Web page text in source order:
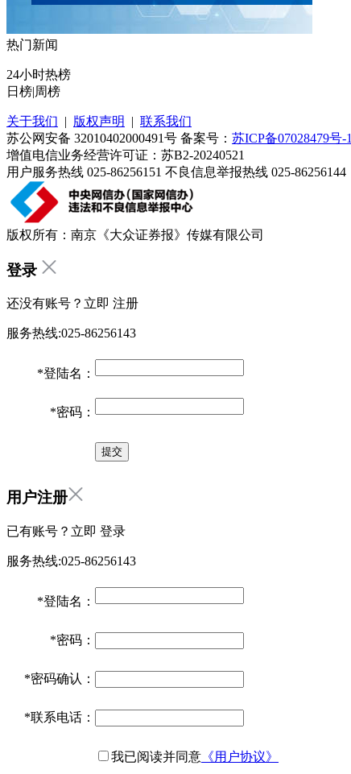
热门新闻
24小时热榜
日榜|周榜
关于我们 | 版权声明 | 联系我们
苏公网安备 32010402000491号 备案号： 苏ICP备07028479号-1
增值电信业务经营许可证：苏B2-20240521
用户服务热线 025-86256151 不良信息举报热线 025-86256144
版权所有：南京《大众证券报》传媒有限公司
登录
还没有账号？立即 注册
服务热线:025-86256143
*登陆名：
*密码：
用户注册
已有账号？立即 登录
服务热线:025-86256143
*登陆名：
*密码：
*密码确认：
*联系电话：
我已阅读并同意 《用户协议》